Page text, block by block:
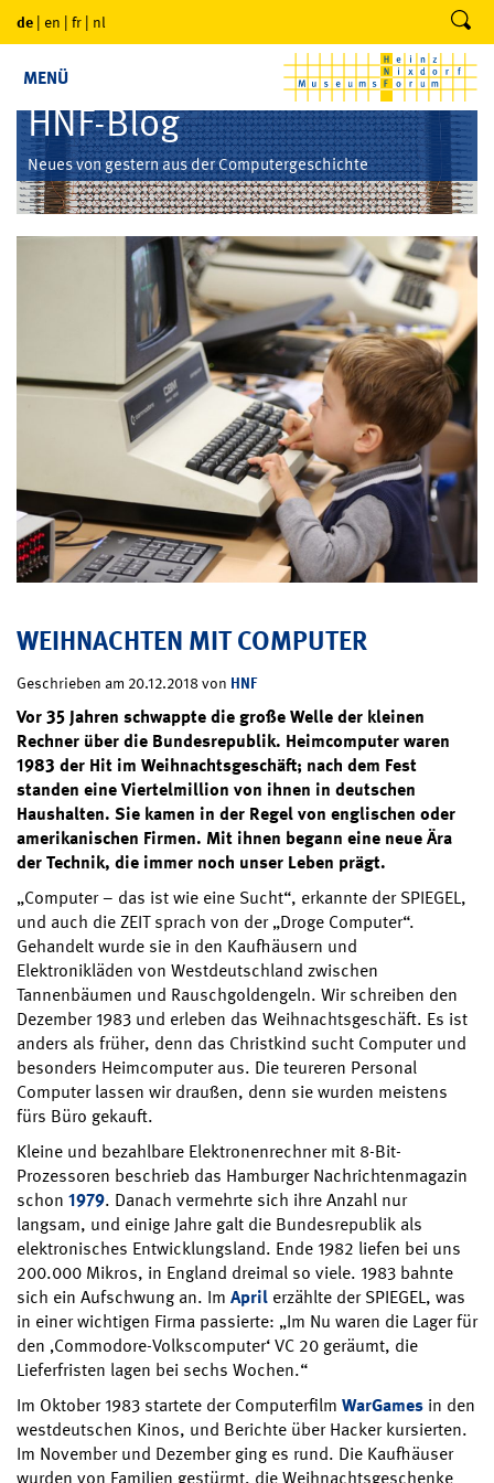
de | en | fr | nl
MENÜ
HNF-Blog
Neues von gestern aus der Computergeschichte
WEIHNACHTEN MIT COMPUTER
Geschrieben am 20.12.2018 von HNF
Vor 35 Jahren schwappte die große Welle der kleinen
Rechner über die Bundesrepublik. Heimcomputer waren
1983 der Hit im Weihnachtsgeschäft; nach dem Fest
standen eine Viertelmillion von ihnen in deutschen
Haushalten. Sie kamen in der Regel von englischen oder
amerikanischen Firmen. Mit ihnen begann eine neue Ära
der Technik, die immer noch unser Leben prägt.
„Computer – das ist wie eine Sucht“, erkannte der SPIEGEL,
und auch die ZEIT sprach von der „Droge Computer“.
Gehandelt wurde sie in den Kaufhäusern und
Elektronikläden von Westdeutschland zwischen
Tannenbäumen und Rauschgoldengeln. Wir schreiben den
Dezember 1983 und erleben das Weihnachtsgeschäft. Es ist
anders als früher, denn das Christkind sucht Computer und
besonders Heimcomputer aus. Die teureren Personal
Computer lassen wir draußen, denn sie wurden meistens
fürs Büro gekauft.
Kleine und bezahlbare Elektronenrechner mit 8-Bit-
Prozessoren beschrieb das Hamburger Nachrichtenmagazin
schon 1979. Danach vermehrte sich ihre Anzahl nur
langsam, und einige Jahre galt die Bundesrepublik als
elektronisches Entwicklungsland. Ende 1982 liefen bei uns
200.000 Mikros, in England dreimal so viele. 1983 bahnte
sich ein Aufschwung an. Im April erzählte der SPIEGEL, was
in einer wichtigen Firma passierte: „Im Nu waren die Lager für
den ‚Commodore-Volkscomputer‘ VC 20 geräumt, die
Lieferfristen lagen bei sechs Wochen.“
Im Oktober 1983 startete der Computerfilm WarGames in den
westdeutschen Kinos, und Berichte über Hacker kursierten.
Im November und Dezember ging es rund. Die Kaufhäuser
wurden von Familien gestürmt, die Weihnachtsgeschenke